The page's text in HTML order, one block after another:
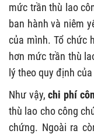
mức trần thù lao
ban hành và niêm
của mình. Tổ chức
hơn mức trần thù
lý theo quy định
Như vậy,chi phí
thù lao cho công
chứng. Ngoài ra